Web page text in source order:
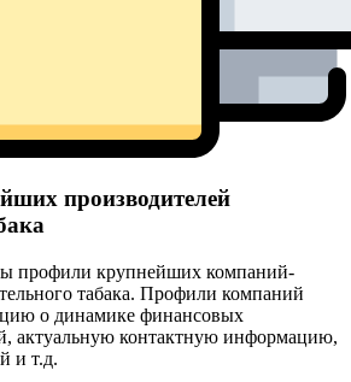
производителей
профили крупнейших компаний-
табака. Профили компаний
о динамике финансовых
актуальную контактную информацию,
и т.д.